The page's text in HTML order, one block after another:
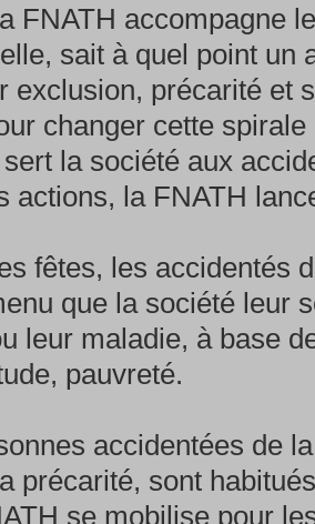
FNATH accompagne
sait à quel point un
exclusion, précarité et
changer cette
la société aux
actions, la FNATH
fêtes, les accidentés
que la société leur
leur maladie, à base
pauvreté.
accidentées de
précarité, sont
se mobilise pour